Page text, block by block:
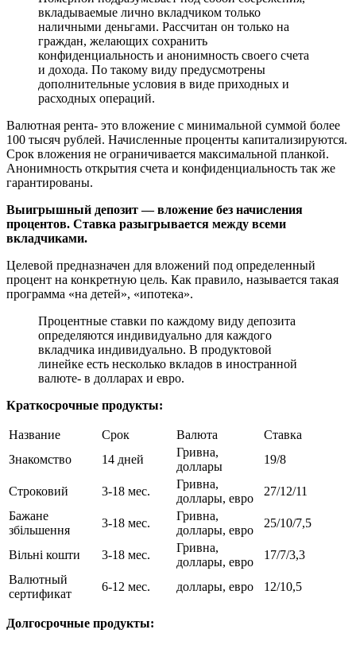
вкладываемые лично вкладчиком только
наличными деньгами. Рассчитан он только на
граждан, желающих сохранить
конфиденциальность и анонимность своего счета
и дохода. По такому виду предусмотрены
дополнительные условия в виде приходных и
расходных операций.
Валютная рента- это вложение с минимальной суммой более
100 тысяч рублей. Начисленные проценты капитализируются.
Срок вложения не ограничивается максимальной планкой.
Анонимность открытия счета и конфиденциальность так же
гарантированы.
Выигрышный депозит — вложение без начисления
процентов. Ставка разыгрывается между всеми
вкладчиками.
Целевой предназначен для вложений под определенный
процент на конкретную цель. Как правило, называется такая
программа «на детей», «ипотека».
Процентные ставки по каждому виду депозита
определяются индивидуально для каждого
вкладчика индивидуально. В продуктовой
линейке есть несколько вкладов в иностранной
валюте- в долларах и евро.
Краткосрочные продукты:
Название Срок Валюта
Ставка
Знакомство
14 дней
Гривна,
доллары
19/8
Строковий 3-18 мес.
Гривна,
доллары, евро
27/12/11
Бажане
збільшення
3-18 мес.
Гривна,
доллары, евро
25/10/7,5
Вільні кошти 3-18 мес.
Гривна,
доллары, евро
17/7/3,3
Валютный
сертификат
6-12 мес. доллары, евро 12/10,5
Долгосрочные продукты: